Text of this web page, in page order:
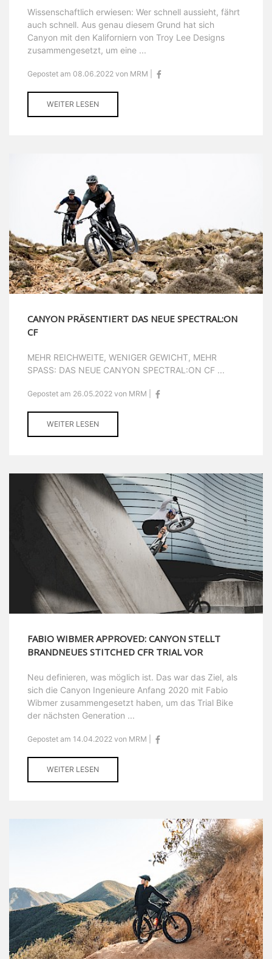
Wissenschaftlich erwiesen: Wer schnell aussieht, fährt
auch schnell. Aus genau diesem Grund hat sich
Canyon mit den Kaliforniern von Troy Lee Designs
zusammengesetzt, um eine ...
Gepostet am 08.06.2022 von MRM |
WEITER LESEN
CANYON PRÄSENTIERT DAS NEUE SPECTRAL:ON
CF
MEHR REICHWEITE, WENIGER GEWICHT, MEHR
SPASS: DAS NEUE CANYON SPECTRAL:ON CF ...
Gepostet am 26.05.2022 von MRM |
WEITER LESEN
FABIO WIBMER APPROVED: CANYON STELLT
BRANDNEUES STITCHED CFR TRIAL VOR
Neu definieren, was möglich ist. Das war das Ziel, als
sich die Canyon Ingenieure Anfang 2020 mit Fabio
Wibmer zusammengesetzt haben, um das Trial Bike
der nächsten Generation ...
Gepostet am 14.04.2022 von MRM |
WEITER LESEN